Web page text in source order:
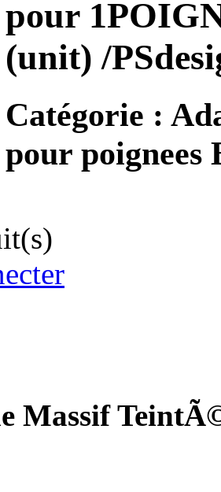
pour
(unit) /
Catégorie :
pour poignees
Massif